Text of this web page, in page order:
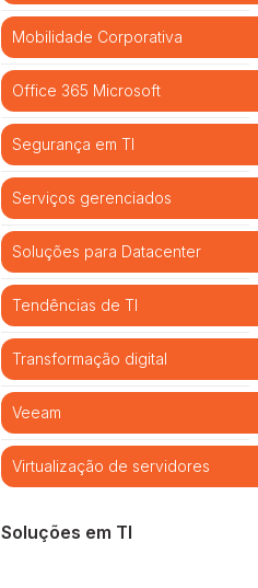
Mobilidade Corporativa
Office 365 Microsoft
Segurança em TI
Serviços gerenciados
Soluções para Datacenter
Tendências de TI
Transformação digital
Veeam
Virtualização de servidores
Soluções em TI